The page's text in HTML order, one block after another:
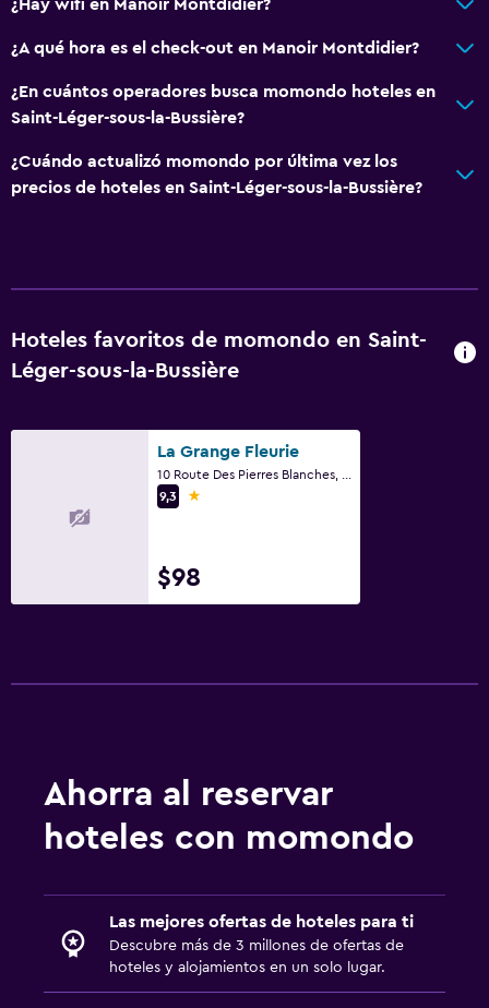
¿Hay wifi en Manoir Montdidier?
¿A qué hora es el check-out en Manoir Montdidier?
¿En cuántos operadores busca momondo hoteles en
Saint-Léger-sous-la-Bussière?
¿Cuándo actualizó momondo por última vez los
precios de hoteles en Saint-Léger-sous-la-Bussière?
Hoteles favoritos de momondo en Saint-
Léger-sous-la-Bussière
La Grange Fleurie
9,3
1 estrella
$98
Ahorra al reservar
hoteles con momondo
Las mejores ofertas de hoteles para ti
Descubre más de 3 millones de ofertas de
hoteles y alojamientos en un solo lugar.